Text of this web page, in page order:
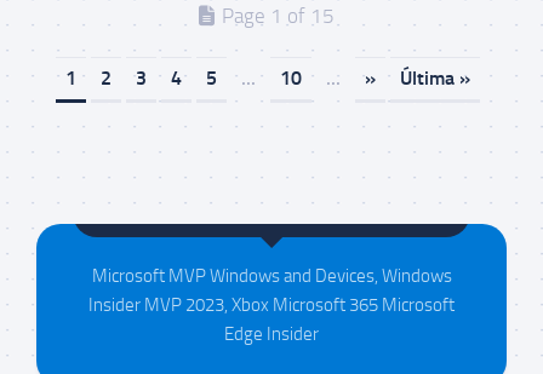
Page 1 of 15
1 2 3 4 5 ... 10 ... » Última »
Maison da Silva
Microsoft MVP Windows and Devices, Windows
Insider MVP 2023, Xbox Microsoft 365 Microsoft
Edge Insider